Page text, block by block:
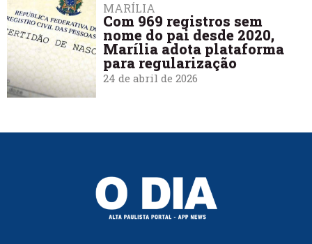
MARÍLIA
Com 969 registros sem
nome do pai desde 2020,
Marília adota plataforma
para regularização
24 de abril de 2026